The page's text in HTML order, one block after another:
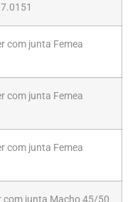
com junta Femea
com junta Femea
com junta Femea